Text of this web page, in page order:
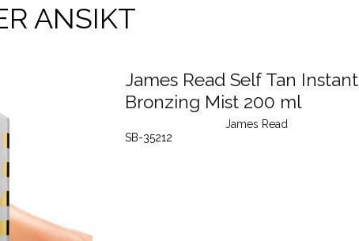
ANSIKT
James Read Self Tan Instant
Bronzing Mist 200 ml
James Read
SB-35212